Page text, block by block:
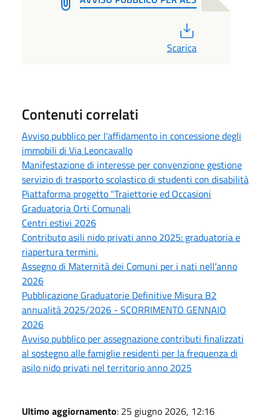
Scarica
Contenuti correlati
Avviso pubblico per l'affidamento in concessione degli
immobili di Via Leoncavallo
Manifestazione di interesse per convenzione gestione
servizio di trasporto scolastico di studenti con disabilità
Piattaforma progetto "Traiettorie ed Occasioni
Graduatoria Orti Comunali
Centri estivi 2026
Contributo asili nido privati anno 2025: graduatoria e
riapertura termini.
Assegno di Maternità dei Comuni per i nati nell’anno
2026
Pubblicazione Graduatorie Definitive Misura B2
annualità 2025/2026 - SCORRIMENTO GENNAIO
2026
Avviso pubblico per assegnazione contributi finalizzati
al sostegno alle famiglie residenti per la frequenza di
asilo nido privati nel territorio anno 2025
Ultimo aggiornamento: 25 giugno 2026, 12:16